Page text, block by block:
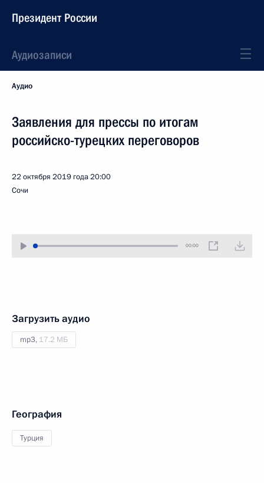
Президент России
Аудиозаписи
Аудио
Заявления для прессы по итогам
российско-турецких переговоров
22 октября 2019 года20:00
Сочи
00:00
Загрузить аудио
mp3, 17.2 МБ
География
Турция